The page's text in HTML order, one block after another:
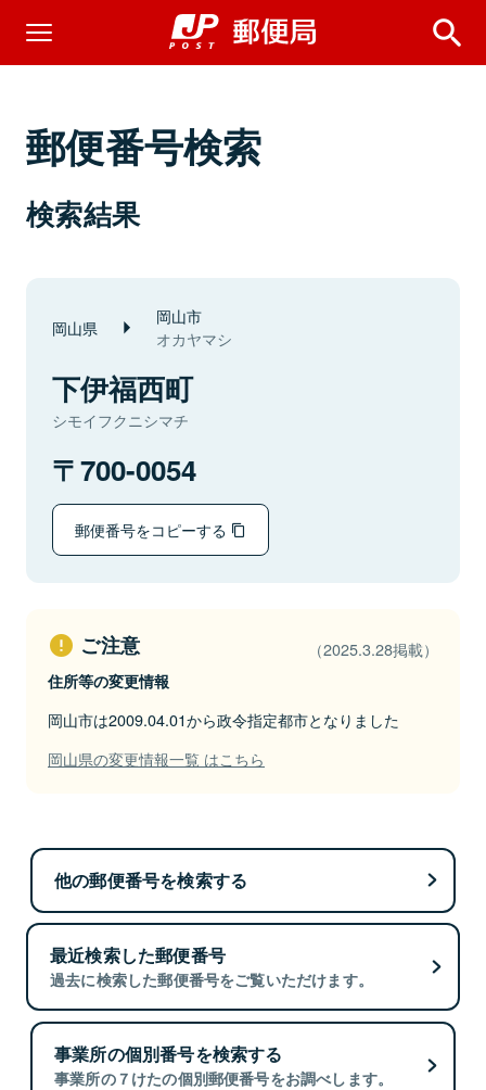
郵便番号検索
検索結果
岡山県 岡山市
オカヤマシ
下伊福西町
シモイフクニシマチ
700-0054
郵便番号をコピーする
ご注意 （2025.3.28掲載）
住所等の変更情報
岡山市は2009.04.01から政令指定都市となりました
岡山県の変更情報一覧 はこちら
他の郵便番号を検索する
最近検索した郵便番号
過去に検索した郵便番号をご覧いただけます。
事業所の個別番号を検索する
事業所の７けたの個別郵便番号をお調べします。